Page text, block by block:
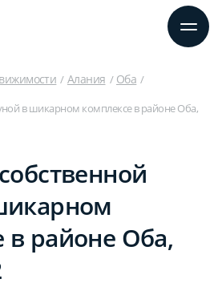
Алания
Оба
в шикарном комплексе в районе Оба,
в районе Оба,